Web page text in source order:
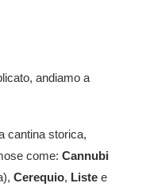
andiamo a
cantina storica,
come: Cannubi
Cerequio, Liste e